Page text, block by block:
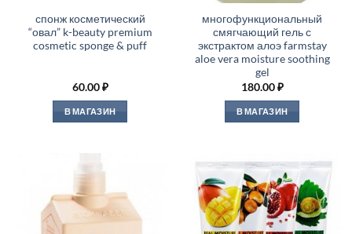
спонж косметический
“овал” k-beauty premium
cosmetic sponge & puff
60.00₽
В МАГАЗИН
многофункциональный
смягчающий гель с
экстрактом алоэ farmstay
aloe vera moisture soothing
gel
180.00₽
В МАГАЗИН